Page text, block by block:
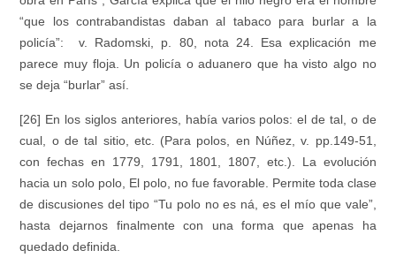
“que los contrabandistas daban al tabaco para burlar a la
policía”: v. Radomski, p. 80, nota 24. Esa explicación me
parece muy floja. Un policía o aduanero que ha visto algo no
se deja “burlar” así.
[26] En los siglos anteriores, había varios polos: el de tal, o de
cual, o de tal sitio, etc. (Para polos, en Núñez, v. pp.149-51,
con fechas en 1779, 1791, 1801, 1807, etc.). La evolución
hacia un solo polo, El polo, no fue favorable. Permite toda clase
de discusiones del tipo “Tu polo no es ná, es el mío que vale”,
hasta dejarnos finalmente con una forma que apenas ha
quedado definida.